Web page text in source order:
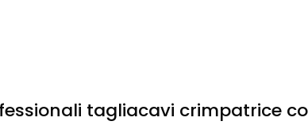
tagliacavi crimpatrice